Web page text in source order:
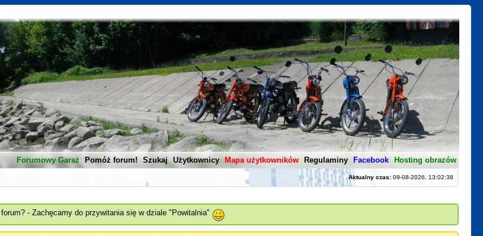
Forumowy Garaż Pomóż forum! Szukaj Użytkownicy Mapa użytkowników Regulaminy Facebook Hosting obrazów
Aktualny czas:09-08-2026, 13:02:38
- Zachęcamy do przywitania się w dziale "Powitalnia"